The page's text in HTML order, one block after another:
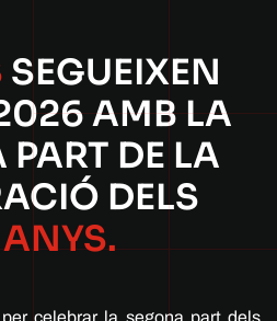
SEGUEIXEN
AMB LA
PART DE LA
DELS
celebrar la segona part dels